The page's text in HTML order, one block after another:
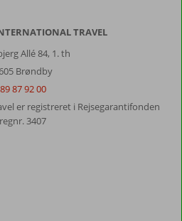
TRAVEL
Allé 84, 1. th
Brøndby
89 87 92 00
er registreret i Rejsegarantifonden
regnr. 3407